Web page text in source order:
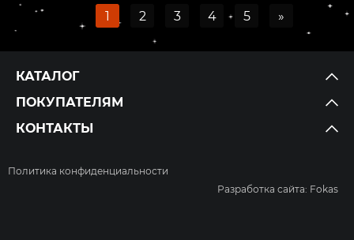
1 2 3 4 5 »
КАТАЛОГ
ПОКУПАТЕЛЯМ
КОНТАКТЫ
Политика конфиденциальности
Разработка сайта: Fokas